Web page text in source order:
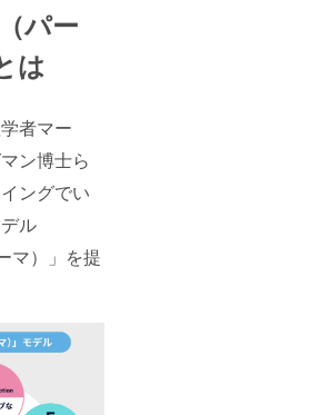
パー
は
者マー
ン博士ら
ングでい
ル
マ）」を提